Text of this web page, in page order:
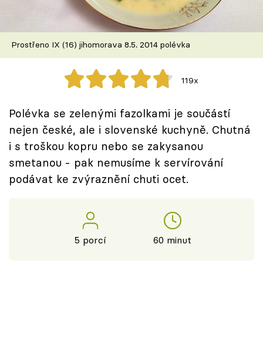
Škola vaření
Recepty z TV
Speciál: Cuketa
Sledujte prima+
Přihlášení
Prostřeno IX (16) jihomorava 8.5. 2014 polévka
119x
Polévka se zelenými fazolkami je součástí
nejen české, ale i slovenské kuchyně. Chutná
i s troškou kopru nebo se zakysanou
smetanou - pak nemusíme k servírování
podávat ke zvýraznění chuti ocet.
5 porcí 60 minut